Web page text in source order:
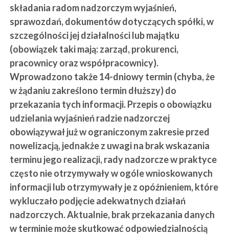
składania radom nadzorczym wyjaśnień,
sprawozdań, dokumentów dotyczących spółki, w
szczególności jej działalności lub majątku
(obowiązek taki mają: zarząd, prokurenci,
pracownicy oraz współpracownicy).
Wprowadzono także 14-dniowy termin (chyba, że
w żądaniu zakreślono termin dłuższy) do
przekazania tych informacji. Przepis o obowiązku
udzielania wyjaśnień radzie nadzorczej
obowiązywał już w ograniczonym zakresie przed
nowelizacją, jednakże z uwagi na brak wskazania
terminu jego realizacji, rady nadzorcze w praktyce
często nie otrzymywały w ogóle wnioskowanych
informacji lub otrzymywały je z opóźnieniem, które
wykluczało podjęcie adekwatnych działań
nadzorczych. Aktualnie, brak przekazania danych
w terminie może skutkować odpowiedzialnością